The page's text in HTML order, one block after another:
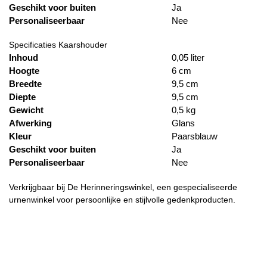
Geschikt voor buiten
Ja
Personaliseerbaar
Nee
Specificaties Kaarshouder
Inhoud
0,05 liter
Hoogte
6 cm
Breedte
9,5 cm
Diepte
9,5 cm
Gewicht
0,5 kg
Afwerking
Glans
Kleur
Paarsblauw
Geschikt voor buiten
Ja
Personaliseerbaar
Nee
Verkrijgbaar bij De Herinneringswinkel, een gespecialiseerde
urnenwinkel voor persoonlijke en stijlvolle gedenkproducten.